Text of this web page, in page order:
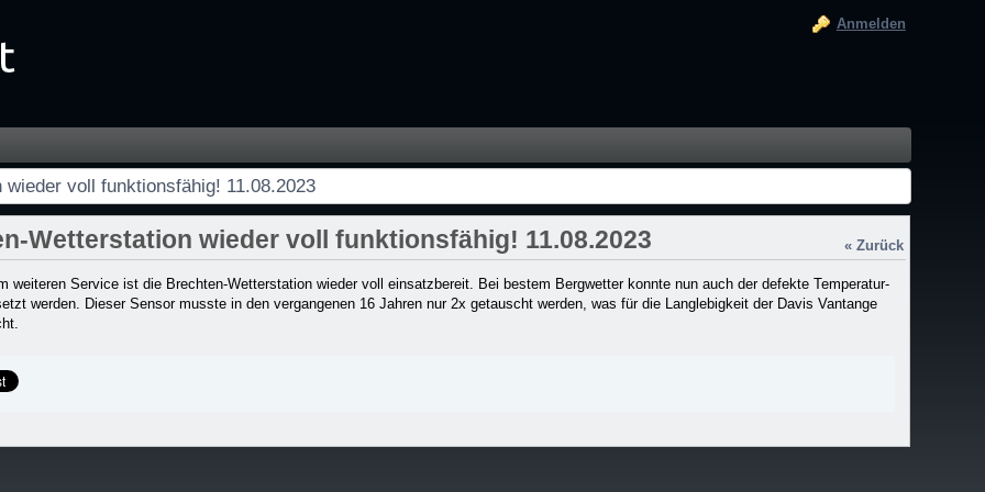
11.08.2023 - Startseite
Anmelden
voll funktionsfähig! 11.08.2023
« Zurück
Wetterstation wieder voll funktionsfähig! 11.08.2023
weiteren Service ist die Brechten-Wetterstation wieder voll einsatzbereit. Bei bestem Bergwetter konnte nun auch der defekte Temperatur-
werden. Dieser Sensor musste in den vergangenen 16 Jahren nur 2x getauscht werden, was für die Langlebigkeit der Davis Vantange